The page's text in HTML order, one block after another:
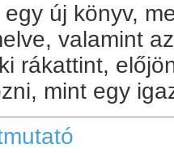
új könyv,
valamint
rákattint,
mint egy